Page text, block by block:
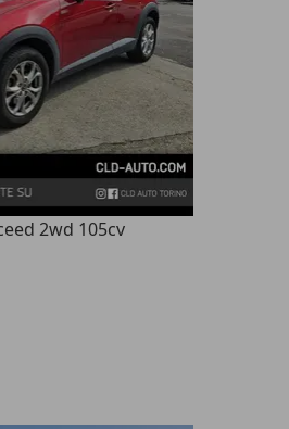
2wd 105cv